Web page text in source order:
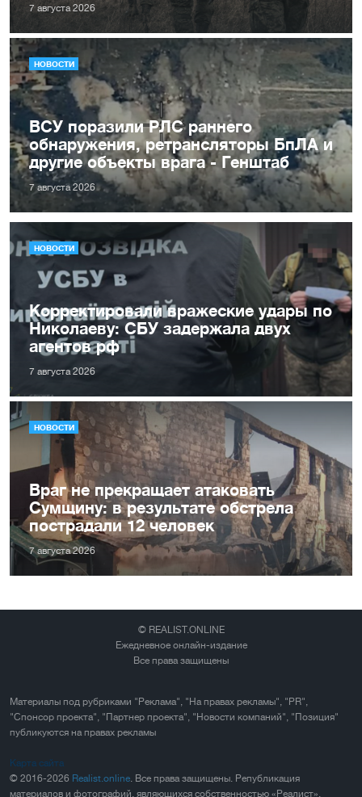
7 августа 2026
НОВОСТИ
ВСУ поразили РЛС раннего
обнаружения, ретрансляторы БпЛА и
другие объекты врага - Генштаб
7 августа 2026
НОВОСТИ
Корректировали вражеские удары по
Николаеву: СБУ задержала двух
агентов рф
7 августа 2026
НОВОСТИ
Враг не прекращает атаковать
Сумщину: в результате обстрела
пострадали 12 человек
7 августа 2026
© REALIST.ONLINE
Ежедневное онлайн-издание
Все права защищены
Материалы под рубриками "Реклама", "На правах рекламы", "PR",
"Спонсор проекта", "Партнер проекта", "Новости компаний", "Позиция"
публикуются на правах рекламы
Карта сайта
© 2016-2026 Realist.online . Все права защищены. Републикация
материалов и фотографий, являющихся собственностью «Реалист»,